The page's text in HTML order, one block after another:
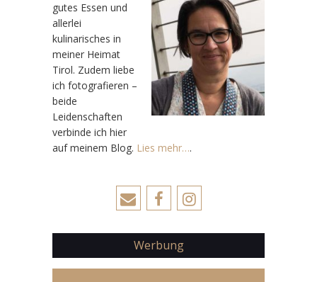
gutes Essen und
allerlei
kulinarisches in
meiner Heimat
Tirol. Zudem liebe
ich fotografieren –
beide
Leidenschaften
verbinde ich hier
auf meinem Blog. Lies mehr….
Werbung